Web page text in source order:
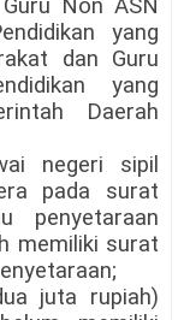
Non ASN
yang
dan Guru
yang
Daerah
negeri sipil
pada surat
penyetaraan
memiliki surat
juta rupiah)